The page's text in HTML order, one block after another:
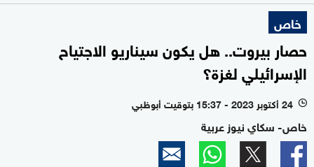
خاص
حصار بيروت.. هل يكون سيناريو الاجتياح
الإسرائيلي لغزة؟
l 24 أكتوبر 2023 - 15:37 بتوقيت أبوظبي
خاص- سكاي نيوز عربية